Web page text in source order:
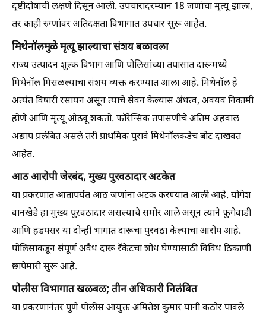
दृष्टीदोषाची लक्षणे दिसून आली. उपचारादरम्यान 18 जणांचा मृत्यू झाला,
तर काही रुग्णांवर अतिदक्षता विभागात उपचार सुरू आहेत.
मिथेनॉलमुळे मृत्यू झाल्याचा संशय बळावला
राज्य उत्पादन शुल्क विभाग आणि पोलिसांच्या तपासात दारूमध्ये
मिथेनॉल मिसळल्याचा संशय व्यक्त करण्यात आला आहे. मिथेनॉल हे
अत्यंत विषारी रसायन असून त्याचे सेवन केल्यास अंधत्व, अवयव निकामी
होणे आणि मृत्यू ओढवू शकतो. फॉरेन्सिक तपासणीचे अंतिम अहवाल
अद्याप प्रलंबित असले तरी प्राथमिक पुरावे मिथेनॉलकडेच बोट दाखवत
आहेत.
आठ आरोपी जेरबंद, मुख्य पुरवठादार अटकेत
या प्रकरणात आतापर्यंत आठ जणांना अटक करण्यात आली आहे. योगेश
वानखेडे हा मुख्य पुरवठादार असल्याचे समोर आले असून त्याने फुगेवाडी
आणि हडपसर या दोन्ही भागांत दारूचा पुरवठा केल्याचा आरोप आहे.
पोलिसांकडून संपूर्ण अवैध दारू रॅकेटचा शोध घेण्यासाठी विविध ठिकाणी
छापेमारी सुरू आहे.
पोलीस विभागात खळबळ; तीन अधिकारी निलंबित
या प्रकरणानंतर पुणे पोलीस आयुक्त अमितेश कुमार यांनी कठोर पावले